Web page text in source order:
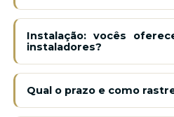
Instalação: vocês
instaladores?
Qual o prazo e como